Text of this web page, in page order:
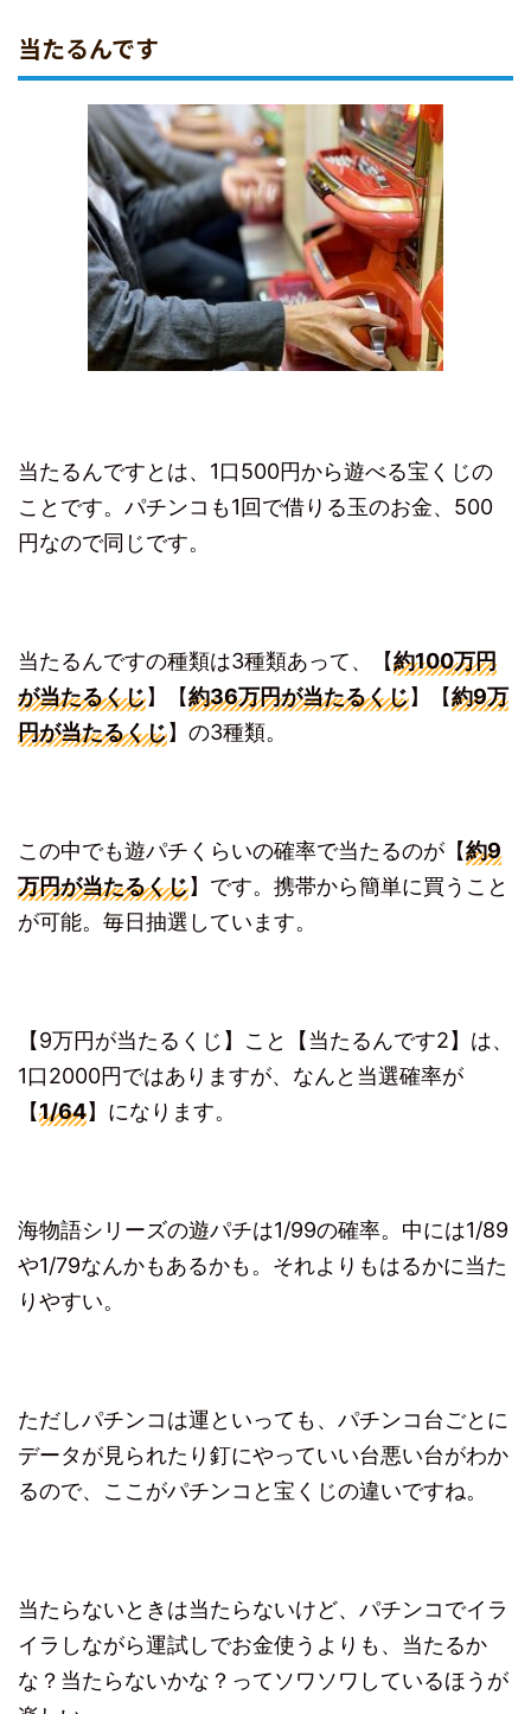
当たるんです
当たるんですとは、1口500円から遊べる宝くじの
ことです。パチンコも1回で借りる玉のお金、500
円なので同じです。
当たるんですの種類は3種類あって、【約100万円
が当たるくじ】【約36万円が当たるくじ】【約9万
円が当たるくじ】の3種類。
この中でも遊パチくらいの確率で当たるのが【約9
万円が当たるくじ】です。携帯から簡単に買うこと
が可能。毎日抽選しています。
【9万円が当たるくじ】こと【当たるんです2】は、
1口2000円ではありますが、なんと当選確率が
【1/64】になります。
海物語シリーズの遊パチは1/99の確率。中には1/89
や1/79なんかもあるかも。それよりもはるかに当た
りやすい。
ただしパチンコは運といっても、パチンコ台ごとに
データが見られたり釘にやっていい台悪い台がわか
るので、ここがパチンコと宝くじの違いですね。
当たらないときは当たらないけど、パチンコでイラ
イラしながら運試しでお金使うよりも、当たるか
な？当たらないかな？ってソワソワしているほうが